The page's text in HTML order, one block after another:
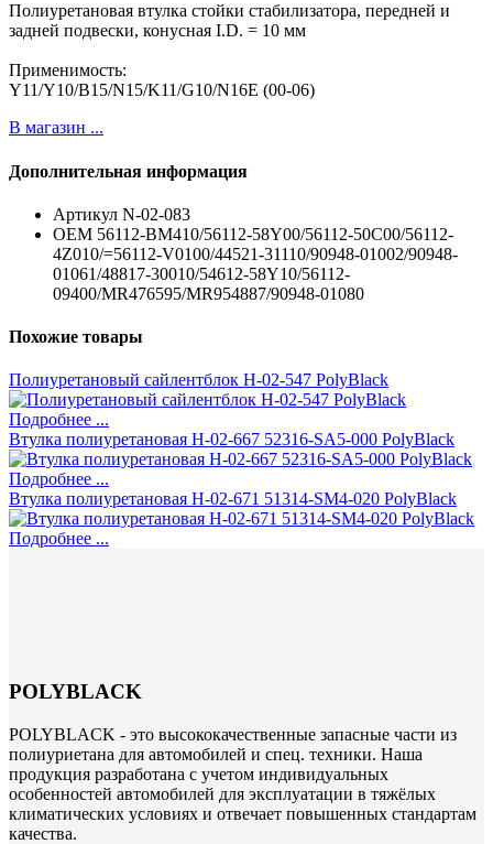
Полиуретановая втулка стойки стабилизатора, передней и
задней подвески, конусная I.D. = 10 мм
Применимость:
Y11/Y10/B15/N15/K11/G10/N16E (00-06)
В магазин ...
Дополнительная информация
Артикул N-02-083
ОЕМ 56112-BM410/56112-58Y00/56112-50C00/56112-
4Z010/=56112-V0100/44521-31110/90948-01002/90948-
01061/48817-30010/54612-58Y10/56112-
09400/MR476595/MR954887/90948-01080
Похожие товары
Полиуретановый сайлентблок H-02-547 PolyBlack
Подробнее ...
Втулка полиуретановая H-02-667 52316-SA5-000 PolyBlack
Подробнее ...
Втулка полиуретановая H-02-671 51314-SM4-020 PolyBlack
Подробнее ...
POLYBLACK
POLYBLACK - это высококачественные запасные части из
полиуриетана для автомобилей и спец. техники. Наша
продукция разработана с учетом индивидуальных
особенностей автомобилей для эксплуатации в тяжёлых
климатических условиях и отвечает повышенных стандартам
качества.